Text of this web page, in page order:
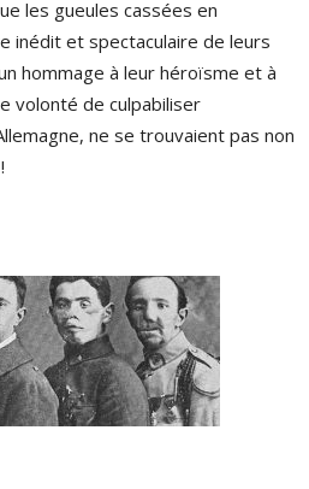
les gueules cassées en
inédit et spectaculaire de leurs
hommage à leur héroïsme et à
volonté de culpabiliser
ne se trouvaient pas non